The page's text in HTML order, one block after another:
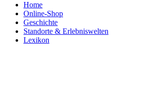
Home
Online-Shop
Geschichte
Standorte & Erlebniswelten
Lexikon